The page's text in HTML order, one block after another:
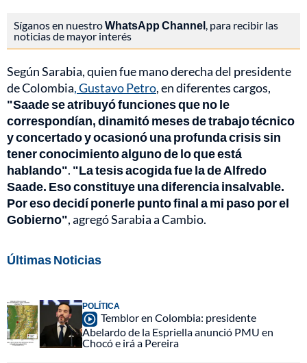
Síganos en nuestroWhatsApp Channel, para recibir las
noticias de mayor interés
Según Sarabia, quien fue mano derecha del presidente
de Colombia, Gustavo Petro, en diferentes cargos,
"Saade se atribuyó funciones que no le
correspondían, dinamitó meses de trabajo técnico
y concertado y ocasionó una profunda crisis sin
tener conocimiento alguno de lo que está
hablando". "La tesis acogida fue la de Alfredo
Saade. Eso constituye una diferencia insalvable.
Por eso decidí ponerle punto final a mi paso por el
Gobierno", agregó Sarabia a Cambio.
Últimas Noticias
POLÍTICA
Temblor en Colombia: presidente
Abelardo de la Espriella anunció PMU en
Chocó e irá a Pereira